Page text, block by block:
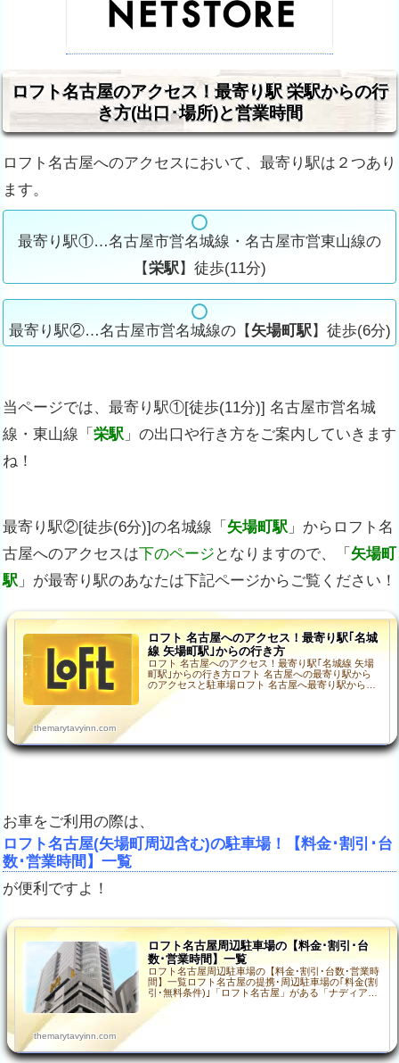
ロフト名古屋のアクセス！最寄り駅 栄駅からの行
き方(出口･場所)と営業時間
ロフト名古屋へのアクセスにおいて、 最寄り駅は２つあり
ます。
最寄り駅①…名古屋市営名城線・名古屋市営東山線の
【栄駅】徒歩(11分)
最寄り駅②…名古屋市営名城線の【 矢場町駅】徒歩(6分)
当ページでは、最寄り駅①[徒歩(11分)] 名古屋市営名城
線・東山線「 栄駅 」の出口や行き方をご案内していきます
ね！
最寄り駅②[徒歩(6分)]の名城線「 矢場町駅 」からロフト名
古屋へのアクセスは下のページ となりますので、「 矢場町
駅 」が最寄り駅のあなたは下記ページからご覧ください！
ロフト 名古屋へのアクセス！最寄り駅｢名城
線 矢場町駅｣からの行き方
ロフト 名古屋へのアクセス！最寄り駅｢名城線 矢場
町駅｣からの行き方ロフト 名古屋への最寄り駅から
のアクセスと駐車場ロフト 名古屋へ最寄り駅からの
徒歩での行き方は、こちらの２つの駅が利用できま
す。最寄…
themarytavyinn.com
お車をご利用の際は、
ロフト名古屋(矢場町周辺含む)の駐車場！【料金･割引･台
数･営業時間】一覧
が便利ですよ！
ロフト名古屋周辺駐車場の【料金･割引･台
数･営業時間】一覧
ロフト名古屋周辺駐車場の【料金･割引･台数･営業時
間】一覧ロフト名古屋の提携･周辺駐車場の｢料金(割
引･無料条件)｣「ロフト名古屋」がある「ナディアパ
ーク」は、最寄りの「矢場町駅」や「栄駅」から少
し距…
themarytavyinn.com